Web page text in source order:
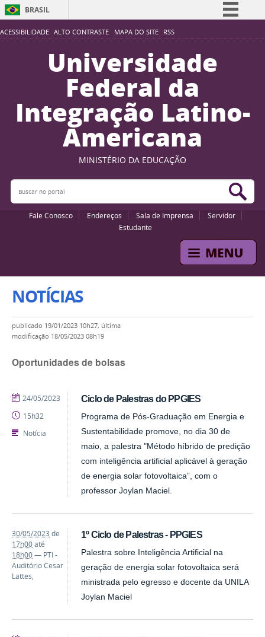
ACESSIBILIDADE ALTO CONTRASTE MAPA DO SITE RSS
BRASIL
Simplifique!
Participe
Acesso à informação
Legislação
Canais
Universidade
Federal da
Integração Latino-
Americana
MINISTÉRIO DA EDUCAÇÃO
Buscar no portal
Fale Conosco Endereços Sala de Imprensa
Servidor
Estudante
NOTÍCIAS
publicado 19/01/2023 10h27, última
modificação 18/05/2023 08h19
Oportunidades de bolsas
Ciclo de Palestras do PPGIES
Programa de Pós-Graduação em Energia e
Sustentabilidade promove, no dia 30 de
maio, a palestra "Método híbrido de predição
com inteligência artificial aplicável à geração
de energia solar fotovoltaica”, com o
professor Joylan Maciel.
publicado
24/05/2023
15h32
Notícia
1º Ciclo de Palestras - PPGIES
Palestra sobre Inteligência Artificial na
geração de energia solar fotovoltaica será
ministrada pelo egresso e docente da UNILA
Joylan Maciel
30/05/2023 de
17h00até
18h00— PTI -
Auditório Cesar
Lattes,